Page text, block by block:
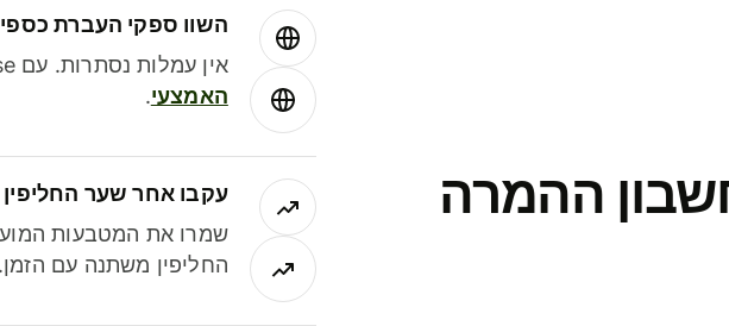
ההמרה
השוו ספקי העברת
אין עמלות נסתרות. עם Wise תמיד תקבלו את
האמצעי.
עקבו אחר שער
שמרו את המטבעות
החליפין משתנה עם הזמן.